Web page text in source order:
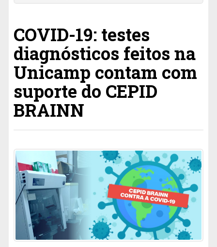
COVID-19: testes
diagnósticos feitos na
Unicamp contam com
suporte do CEPID
BRAINN